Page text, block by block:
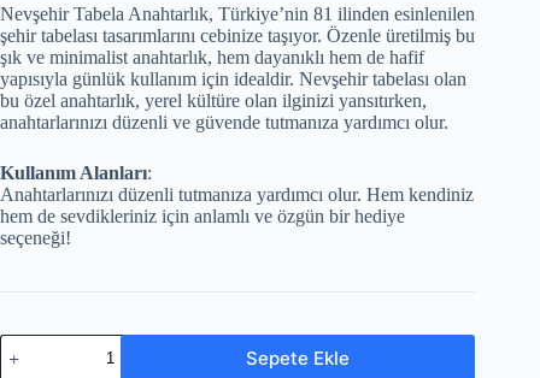
Nevşehir Tabela Anahtarlık, Türkiye’nin 81 ilinden esinlenilen
şehir tabelası tasarımlarını cebinize taşıyor. Özenle üretilmiş bu
şık ve minimalist anahtarlık, hem dayanıklı hem de hafif
yapısıyla günlük kullanım için idealdir. Nevşehir tabelası olan
bu özel anahtarlık, yerel kültüre olan ilginizi yansıtırken,
anahtarlarınızı düzenli ve güvende tutmanıza yardımcı olur.
Kullanım Alanları:
Anahtarlarınızı düzenli tutmanıza yardımcı olur. Hem kendiniz
hem de sevdikleriniz için anlamlı ve özgün bir hediye
seçeneği!
Sepete Ekle